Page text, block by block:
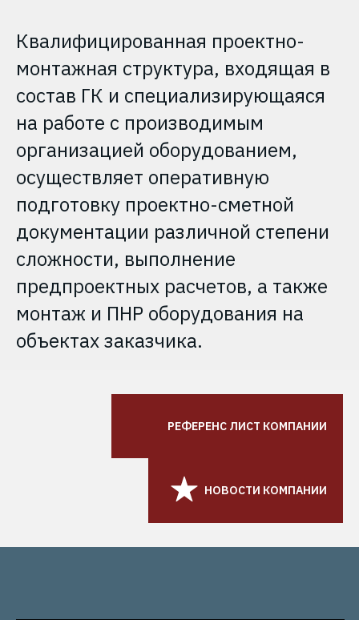
Квалифицированная проектно-
монтажная структура, входящая в
состав ГК и специализирующаяся
на работе с производимым
организацией оборудованием,
осуществляет оперативную
подготовку проектно-сметной
документации различной степени
сложности, выполнение
предпроектных расчетов, а также
монтаж и ПНР оборудования на
объектах заказчика.
РЕФЕРЕНС ЛИСТ КОМПАНИИ
НОВОСТИ КОМПАНИИ